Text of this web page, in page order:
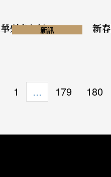
列車之行新訊 新
1 … 179 180